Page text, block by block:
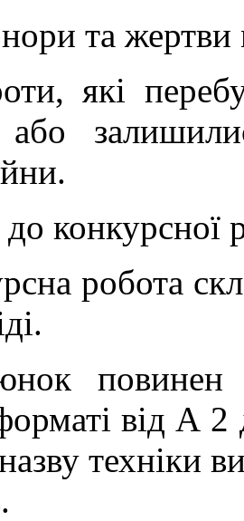
та
які
або
конкурсної
робота
повинен
від А
техніки